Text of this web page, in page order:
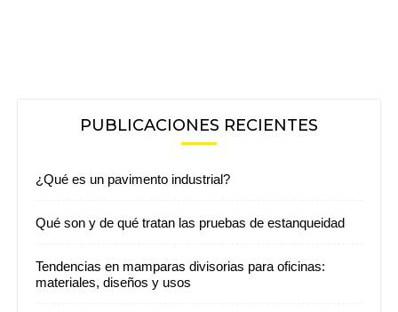
PUBLICACIONES RECIENTES
¿Qué es un pavimento industrial?
Qué son y de qué tratan las pruebas de estanqueidad
Tendencias en mamparas divisorias para oficinas:
materiales, diseños y usos